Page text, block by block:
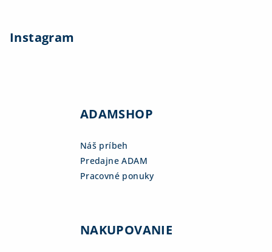
Instagram
ADAMSHOP
Náš príbeh
Predajne ADAM
Pracovné ponuky
NAKUPOVANIE